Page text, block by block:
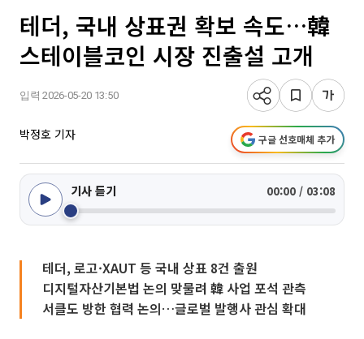
테더, 국내 상표권 확보 속도…韓
스테이블코인 시장 진출설 고개
입력 2026-05-20 13:50
박정호 기자 구글 선호매체 추가
기사 듣기 00:00 / 03:08
테더, 로고·XAUT 등 국내 상표 8건 출원
디지털자산기본법 논의 맞물려 韓 사업 포석 관측
서클도 방한 협력 논의…글로벌 발행사 관심 확대